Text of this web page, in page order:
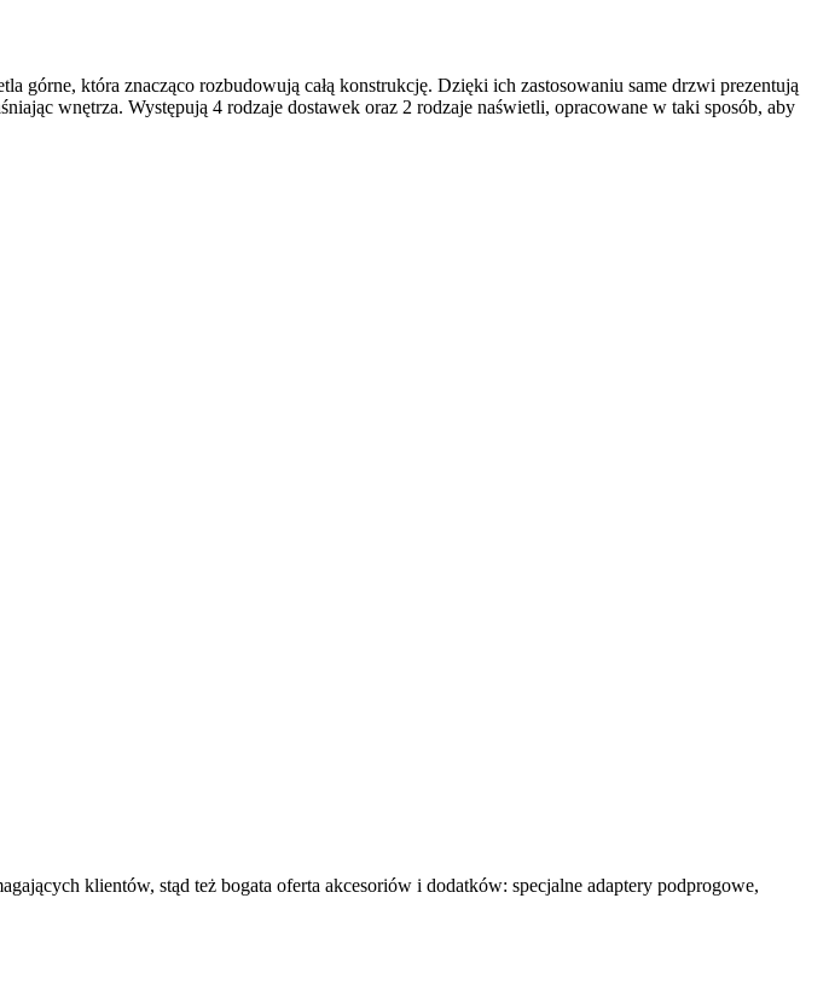
która znacząco rozbudowują całą konstrukcję. Dzięki ich zastosowaniu same drzwi prezentują
wnętrza. Występują 4 rodzaje dostawek oraz 2 rodzaje naświetli, opracowane w taki sposób, aby
klientów, stąd też bogata oferta akcesoriów i dodatków: specjalne adaptery podprogowe,